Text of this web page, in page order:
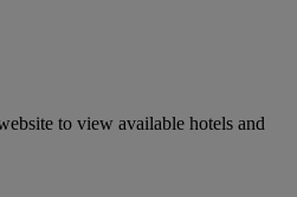
to view available hotels and